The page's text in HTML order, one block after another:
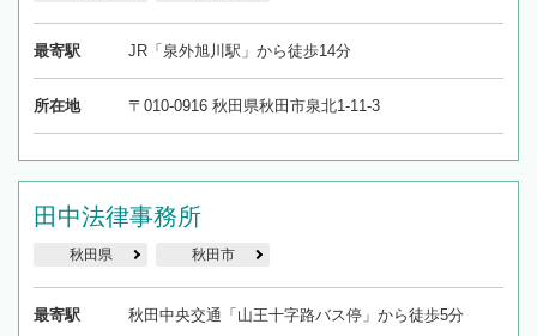
最寄駅 JR「泉外旭川駅」から徒歩14分
所在地 〒010-0916 秋田県秋田市泉北1-11-3
田中法律事務所
秋田県 秋田市
最寄駅 秋田中央交通「山王十字路バス停」から徒歩5分